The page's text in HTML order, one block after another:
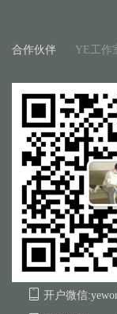
合作伙伴 YE工作
开户微信